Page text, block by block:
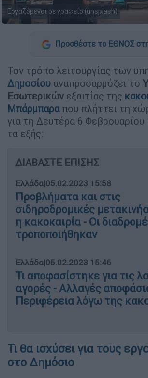
Εργαζόμενοι σε γραφείο (unsplash)
Προσθέστε το ΕΘΝΟΣ
Τον τρόπο λειτουργίας των
Δημοσίου αναπροσαρμόζει το
Εσωτερικών εξαιτίας της
Μπάρμπαρα που πλήττει τη
για τη Δευτέρα 6 Φεβρουαρίου
τα εξής:
ΔΙΑΒΑΣΤΕ ΕΠΙΣΗΣ
Ελλάδα|05.02.2023 15:58
Προβλήματα και στις
σιδηροδρομικές
η κακοκαιρία - Οι
τροποποιήθηκαν
Ελλάδα|05.02.2023 15:46
Τι αποφασίστηκε για τις
αγορές - Αλλαγές
Περιφέρεια λόγω της
Τι θα ισχύσει για τους
στο Δημόσιο